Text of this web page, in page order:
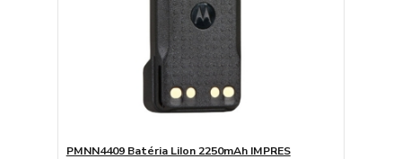
PMNN4409 Batéria LiIon 2250mAh IMPRES